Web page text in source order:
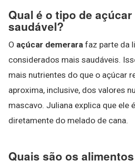
Qual é o tipo de
saudável?
O açúcar demerara faz parte da
considerados mais saudáveis.
mais nutrientes do que o açúcar
aproxima, inclusive, dos valores
mascavo. Juliana explica que ele
diretamente do melado de cana.
Quais são os